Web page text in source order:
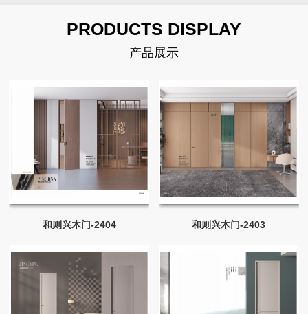
PRODUCTS DISPLAY
产品展示
和则兴木门-2404 和则兴木门-2403